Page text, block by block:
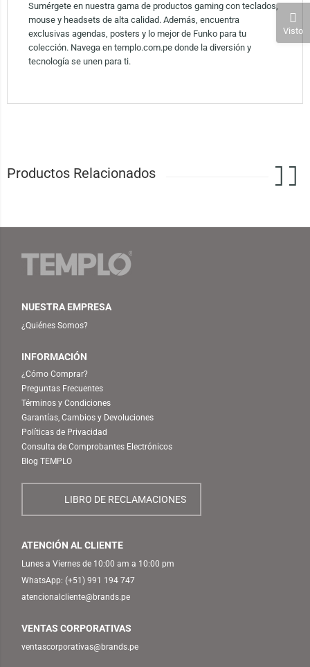
Sumérgete en nuestra gama de productos gaming con teclados,
mouse y headsets de alta calidad. Además, encuentra
exclusivas agendas, posters y lo mejor de Funko para tu
colección. Navega en templo.com.pe donde la diversión y
tecnología se unen para ti.
Productos Relacionados
NUESTRA EMPRESA
¿Quiénes Somos?
INFORMACIÓN
¿Cómo Comprar?
Preguntas Frecuentes
Términos y Condiciones
Garantías, Cambios y Devoluciones
Políticas de Privacidad
Consulta de Comprobantes Electrónicos
Blog TEMPLO
LIBRO DE RECLAMACIONES
ATENCIÓN AL CLIENTE
Lunes a Viernes de 10:00 am a 10:00 pm
WhatsApp: (+51) 991 194 747
atencionalcliente@brands.pe
VENTAS CORPORATIVAS
ventascorporativas@brands.pe
Visto